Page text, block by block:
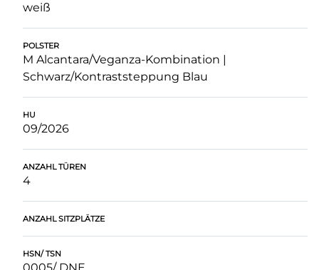
weiß
POLSTER
M Alcantara/Veganza-Kombination |
Schwarz/Kontraststeppung Blau
HU
09/2026
ANZAHL TÜREN
4
ANZAHL SITZPLÄTZE
HSN/ TSN